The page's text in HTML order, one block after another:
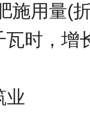
施用量(
瓦时，增
业